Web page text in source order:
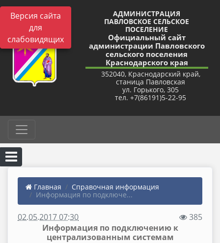
Версия сайта
для
слабовидящих
АДМИНИСТРАЦИЯ
ПАВЛОВСКОЕ СЕЛЬСКОЕ
ПОСЕЛЕНИЕ
Официальный сайт
администрации Павловского
сельского поселения
Краснодарского края
352040, Краснодарский край,
станица Павловская
ул. Горького, 305
тел. +7(86191)5-22-95
Главная
Справочная информация
Информация по подключе...
02.05.2017 07:30
385
Информация по подключению к
централизованным системам